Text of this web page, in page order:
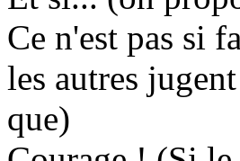
Ce n'est pas si
les autres
que)